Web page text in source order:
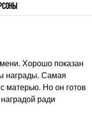
Хорошо показан
награды. Самая
матерью. Но он готов
ради